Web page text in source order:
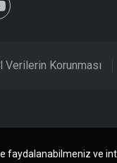
faydalanabilmeniz ve
Verilerin Korunması